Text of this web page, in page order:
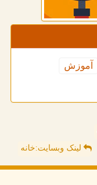
آموزش
لینک وبسایت:خانه